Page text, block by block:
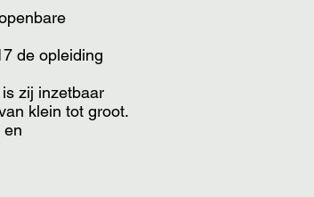
de opleiding
zij inzetbaar
klein tot groot.
en